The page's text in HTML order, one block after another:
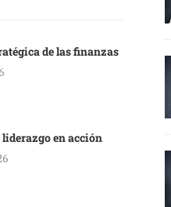
de las finanzas
en acción